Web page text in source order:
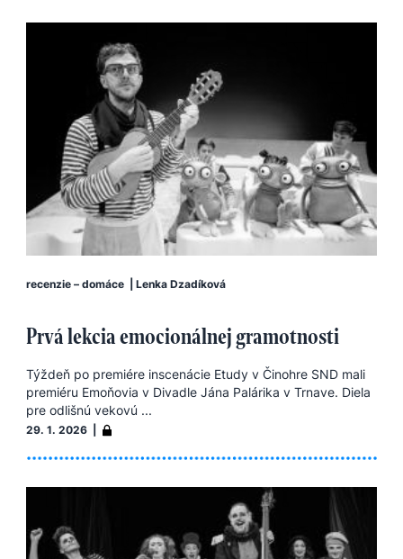
recenzie – domáce Lenka Dzadíková
Prvá lekcia emocionálnej gramotnosti
Týždeň po premiére inscenácie Etudy v Činohre SND mali
premiéru Emoňovia v Divadle Jána Palárika v Trnave. Diela
pre odlišnú vekovú ...
29. 1. 2026 |